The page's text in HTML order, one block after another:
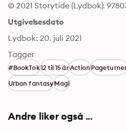
© 2021 Storytide (Lydbok):
Utgivelsesdato
Lydbok: 20. juli 2021
Tagger
#BookTok12 til 15 årAction
Urban fantasyMagi
Andre liker også ...